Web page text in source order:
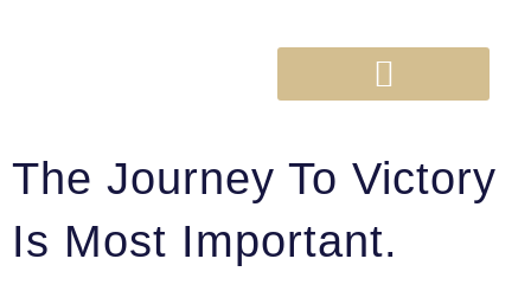
The Journey To Victory
Is Most Important.